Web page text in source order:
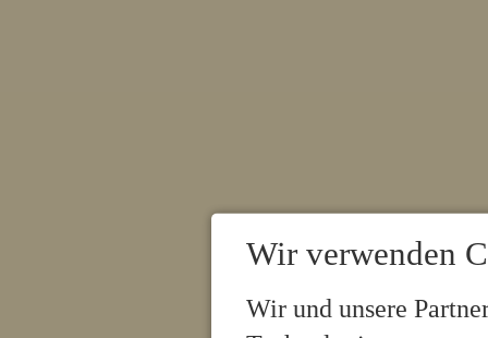
Wir verwenden
Wir und unsere